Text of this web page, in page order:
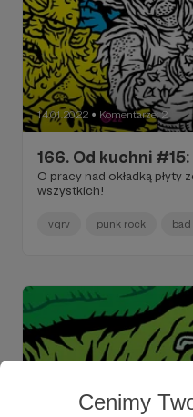
Cenimy
14.01.2022 ● Komentarze: 2
166. Od kuchni #15:
O pracy nad okładką płyty
wszystkich!
vqrv punk rock